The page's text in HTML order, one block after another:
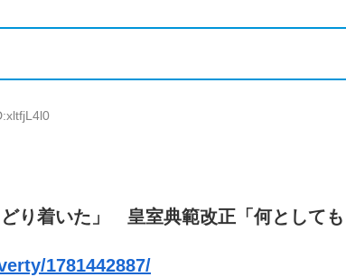
り着いた」 皇室典範改正「何としても
1781442887/